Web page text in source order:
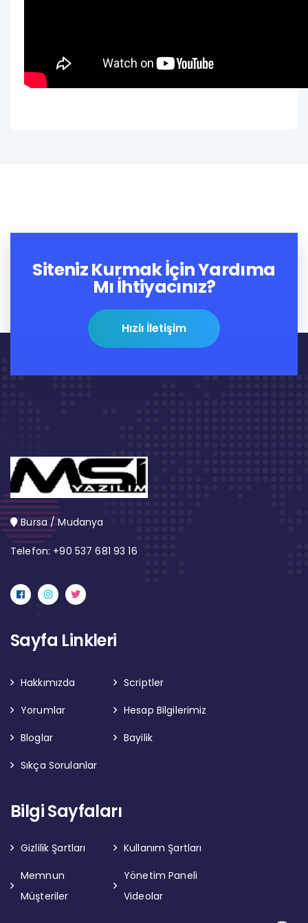
Siteniz Kurmak İçin Yardıma
Mı İhtiyacınız?
Hızlı İletişim
Bursa / Mudanya
Telefon: +90 537 681 93 16
Sayfa Linkleri
Hakkımızda
Scriptler
Yorumlar
Hesap Bilgilerimiz
Bloglar
Bayilik
Sıkça Sorulanlar
Bilgi Sayfaları
Gizlilik Şartları
Kullanım Şartları
Memnun
Müşteriler
Yönetim Paneli
Videolar